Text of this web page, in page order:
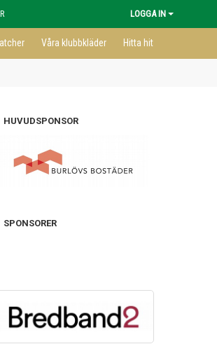
LOGGA IN
Våra klubbkläder Hitta hit
HUVUDSPONSOR
SPONSORER